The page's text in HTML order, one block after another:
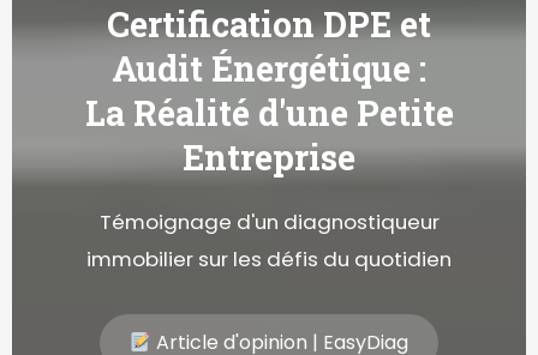
Certification DPE et
Audit Énergétique :
La Réalité d'une Petite
Entreprise
Témoignage d'un diagnostiqueur
immobilier sur les défis du quotidien
Article d'opinion | EasyDiag